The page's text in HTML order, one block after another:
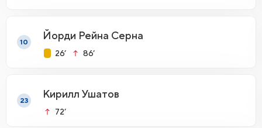
10
Йорди Рейна Серна
26’ 86’
23
Кирилл Ушатов
72’